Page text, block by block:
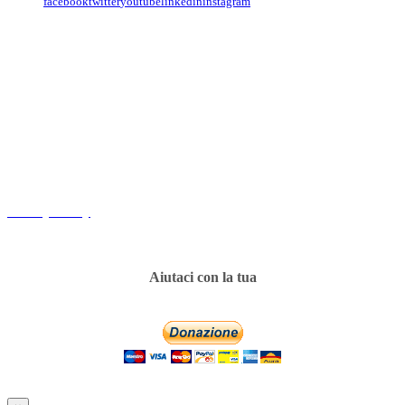
Aiutaci con la tua